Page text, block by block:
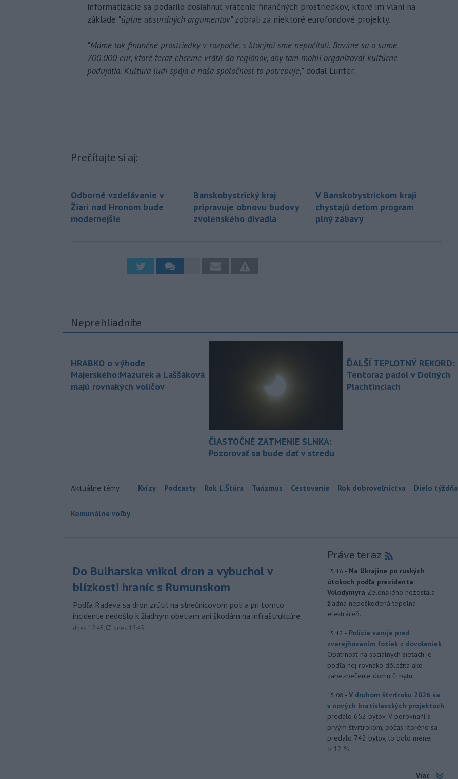
informatizácie sa podarilo dosiahnuť vrátenie finančných prostriedkov, ktoré im vlani na
základe "úplne absurdných argumentov" zobrali za niektoré eurofondové projekty.
"Máme tak finančné prostriedky v rozpočte, s ktorými sme nepočítali. Bavíme sa o sume
700.000 eur, ktoré teraz chceme vrátiť do regiónov, aby tam mohli organizovať kultúrne
podujatia. Kultúra ľudí spája a naša spoločnosť to potrebuje," dodal Lunter.
Prečítajte si aj:
Odborné vzdelávanie v
Žiari nad Hronom bude
modernejšie
Banskobystrický kraj
pripravuje obnovu budovy
zvolenského divadla
V Banskobystrickom kraji
chystajú deťom program
plný zábavy
Neprehliadnite
HRABKO o výhode
Majerského:Mazurek a Laššáková
majú rovnakých voličov
ČIASTOČNÉ ZATMENIE SLNKA:
Pozorovať sa bude dať v stredu
ĎALŠÍ TEPLOTNÝ REKORD:
Tentoraz padol v Dolných
Plachtinciach
Aktuálne témy: Kvízy Podcasty Rok Ľ.Štúra Turizmus Cestovanie Rok dobrovoľníctva Dielo týždňa
Komunálne voľby
Do Bulharska vnikol dron a vybuchol v
blízkosti hraníc s Rumunskom
Podľa Radeva sa dron zrútil na slnečnicovom poli a pri tomto
incidente nedošlo k žiadnym obetiam ani škodám na infraštruktúre.
dnes 12:45, aktualizované
dnes 13:45
Práve teraz
15:16 - Na Ukrajine po ruských
útokoch podľa prezidenta
Volodymyra Zelenského nezostala
žiadna nepoškodená tepelná
elektráreň.
15:12 - Polícia varuje pred
zverejňovaním fotiek z dovoleniek.
Opatrnosť na sociálnych sieťach je
podľa nej rovnako dôležitá ako
zabezpečenie domu či bytu.
15:08 - V druhom štvrťroku 2026 sa
v nových bratislavských projektoch
predalo 652 bytov. V porovnaní s
prvým štvrťrokom, počas ktorého sa
predalo 742 bytov, to bolo menej
o 12 %.
Viac